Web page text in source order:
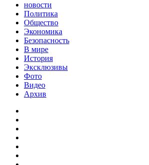
новости
Политика
Общество
Экономика
Безопасность
В мире
История
Эксклюзивы
Фото
Видео
Архив